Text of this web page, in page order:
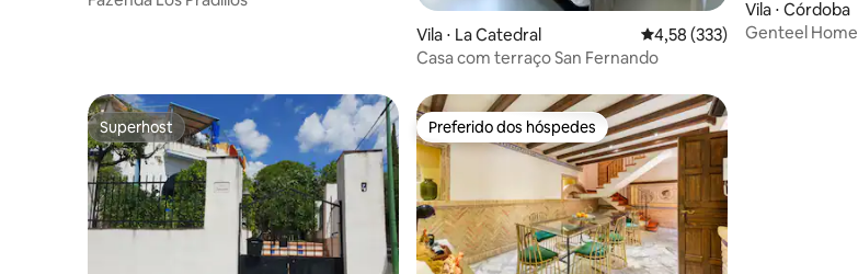
Vila ⋅ La Catedral
4,58 de uma avaliação média
4,58 (333)
Casa com terraço San Fernando
Vila ⋅ Córdoba
Genteel Home
Superhost
Superhost Preferido dos hóspedes
Preferido dos hóspedes